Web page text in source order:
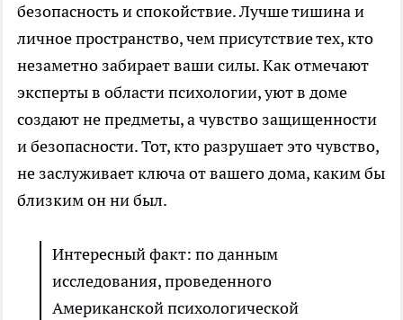
безопасность и спокойствие. Лучше тишина и
личное пространство, чем присутствие тех, кто
незаметно забирает ваши силы. Как отмечают
эксперты в области психологии, уют в доме
создают не предметы, а чувство защищенности
и безопасности. Тот, кто разрушает это чувство,
не заслуживает ключа от вашего дома, каким бы
близким он ни был.
Интересный факт: по данным
исследования, проведенного
Американской психологической